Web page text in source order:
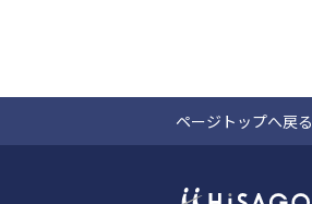
ページトップへ戻る